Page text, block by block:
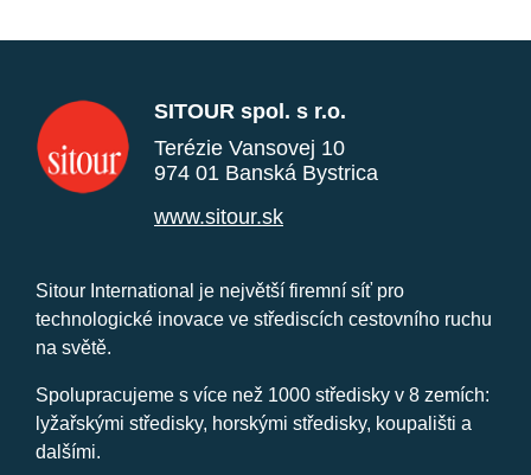
SITOUR spol. s r.o.
Terézie Vansovej 10
974 01 Banská Bystrica
www.sitour.sk
Sitour International je největší firemní síť pro
technologické inovace ve střediscích cestovního ruchu
na světě.
Spolupracujeme s více než 1000 středisky v 8 zemích:
lyžařskými středisky, horskými středisky, koupališti a
dalšími.